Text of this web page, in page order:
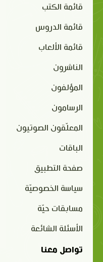
قائمة الكتب
قائمة الدروس
قائمة الألعاب
الناشرون
المؤلفون
الرسامون
المعلّقون الصوتيون
الباقات
صفحة التطبيق
سياسة الخصوصيّة
مسابقات حيّة
الأسئلة الشائعة
تواصل معنا